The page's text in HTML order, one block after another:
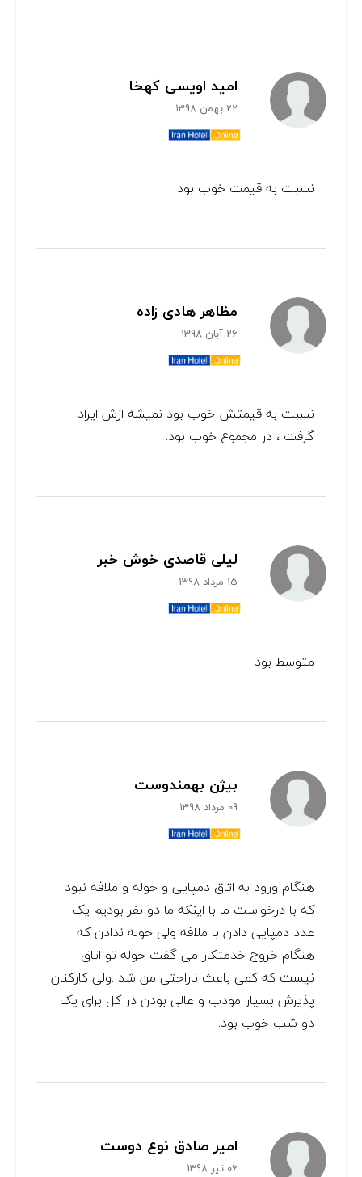
امید اویسی کهخا
22 بهمن 1398
نسبت به قیمت خوب بود
مظاهر هادی زاده
26 آبان 1398
نسبت به قیمتش خوب بود نمیشه ازش ایراد
گرفت ، در مجموع خوب بود.
لیلی قاصدی خوش خبر
15 مرداد 1398
متوسط بود
بیژن بهمندوست
09 مرداد 1398
هنگام ورود به اتاق دمپایی و حوله و ملافه نبود
که با درخواست ما با اینکه ما دو نفر بودیم یک
عدد دمپایی دادن با ملافه ولی حوله ندادن که
هنگام خروج خدمتکار می گفت حوله تو اتاق
نیست که کمی باعث ناراحتی من شد .ولی کارکنان
پذیرش بسیار مودب و عالی بودن در کل برای یک
دو شب خوب بود.
امیر صادق نوع دوست
06 تیر 1398